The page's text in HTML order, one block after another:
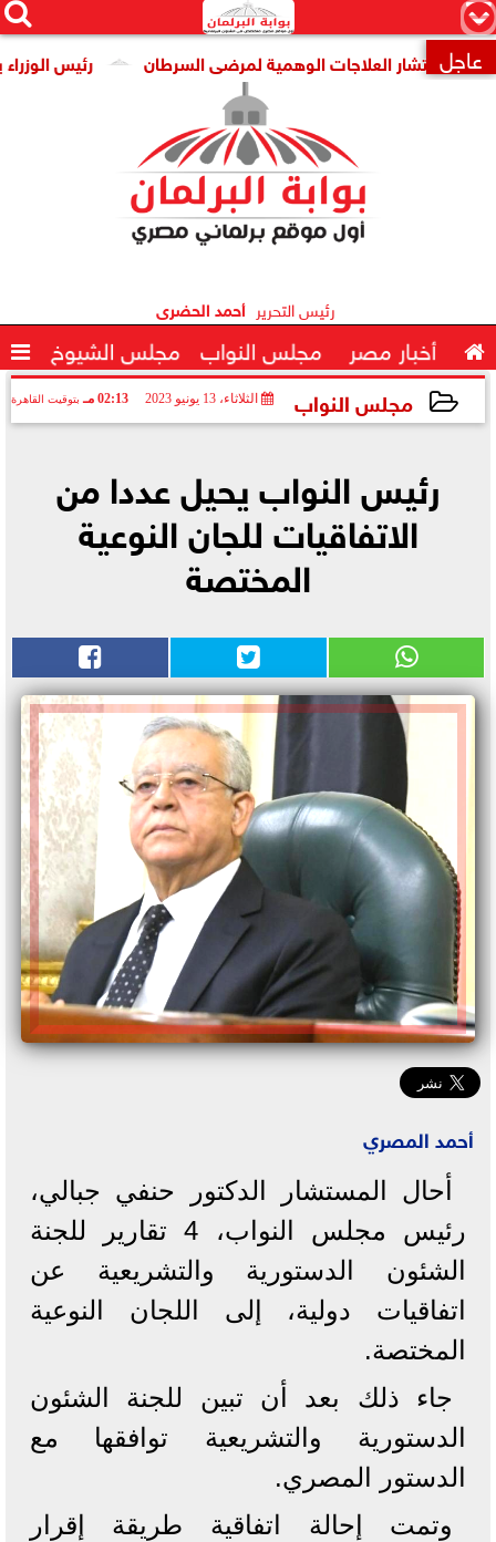
×


 عاجل رئيس الوزراء العلاجات الوهمية لمرضى السرطان
رئيس التحرير أحمد الحضرى
 أخبار مصر مجلس النواب مجلس الشيوخ 
مجلس النواب الثلاثاء، 13 يونيو 2023 02:13 مـ بتوقيت القاهرة
رئيس النواب يحيل عددا من
الاتفاقيات للجان النوعية
المختصة
أحمد المصري
أحال المستشار الدكتور حنفي جبالي،
رئيس مجلس النواب، 4 تقارير للجنة
الشئون الدستورية والتشريعية عن
اتفاقيات دولية، إلى اللجان النوعية
المختصة.
جاء ذلك بعد أن تبين للجنة الشئون
الدستورية والتشريعية توافقها مع
الدستور المصري.
وتمت إحالة اتفاقية طريقة إقرار